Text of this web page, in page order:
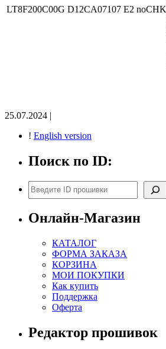
LT8F200C00G D12CA07107 E2 noCHK
25.07.2024 |
! English version
Поиск по ID:
Поиск
Онлайн-Магазин
КАТАЛОГ
ФОРМА ЗАКАЗА
КОРЗИНА
МОИ ПОКУПКИ
Как купить
Поддержка
Оферта
Редактор прошивок